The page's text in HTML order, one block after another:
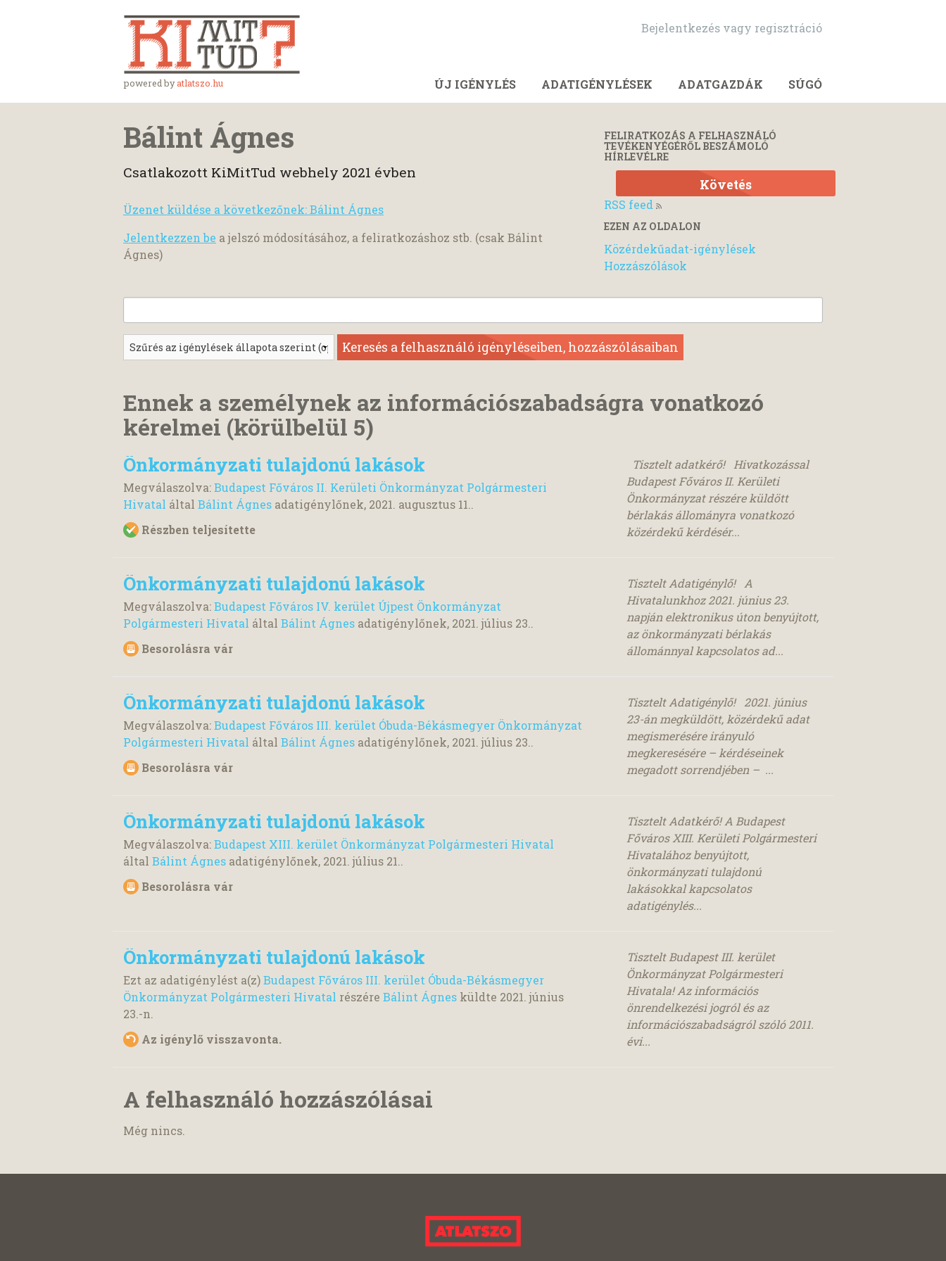
powered byatlatszo.hu
Bejelentkezés vagy regisztráció
ÚJ IGÉNYLÉS ADATIGÉNYLÉSEK ADATGAZDÁK SÚGÓ
FELIRATKOZÁS A FELHASZNÁLÓ
TEVÉKENYÉGÉRŐL BESZÁMOLÓ
HÍRLEVÉLRE
Követés
RSS feed
EZEN AZ OLDALON
Közérdekűadat-igénylések
Hozzászólások
Bálint Ágnes
Csatlakozott KiMitTud webhely 2021 évben
Üzenet küldése a következőnek: Bálint Ágnes
Jelentkezzen be a jelszó módosításához, a feliratkozáshoz stb. (csak Bálint
Ágnes)
Ennek a személynek az információszabadságra vonatkozó
kérelmei (körülbelül 5)
Önkormányzati tulajdonú lakások
Megválaszolva:Budapest Főváros II. Kerületi Önkormányzat Polgármesteri
Hivatal által Bálint Ágnes adatigénylőnek, 2021. augusztus 11..
Részben teljesítette
Tisztelt adatkérő! Hivatkozással
Budapest Főváros II. Kerületi
Önkormányzat részére küldött
bérlakás állományra vonatkozó
közérdekű kérdésér...
Önkormányzati tulajdonú lakások
Megválaszolva:Budapest Főváros IV. kerület Újpest Önkormányzat
Polgármesteri Hivatal által Bálint Ágnes adatigénylőnek, 2021. július 23..
Besorolásra vár
Tisztelt Adatigénylő! A
Hivatalunkhoz 2021. június 23.
napján elektronikus úton benyújtott,
az önkormányzati bérlakás
állománnyal kapcsolatos ad...
Önkormányzati tulajdonú lakások
Megválaszolva:Budapest Főváros III. kerület Óbuda-Békásmegyer Önkormányzat
Polgármesteri Hivatal által Bálint Ágnes adatigénylőnek, 2021. július 23..
Besorolásra vár
Tisztelt Adatigénylő! 2021. június
23-án megküldött, közérdekű adat
megismerésére irányuló
megkeresésére – kérdéseinek
megadott sorrendjében – ...
Önkormányzati tulajdonú lakások
Megválaszolva:Budapest XIII. kerület Önkormányzat Polgármesteri Hivatal
által Bálint Ágnes adatigénylőnek, 2021. július 21..
Besorolásra vár
Tisztelt Adatkérő! A Budapest
Főváros XIII. Kerületi Polgármesteri
Hivatalához benyújtott,
önkormányzati tulajdonú
lakásokkal kapcsolatos
adatigénylés...
Önkormányzati tulajdonú lakások
Ezt az adatigénylést a(z)Budapest Főváros III. kerület Óbuda-Békásmegyer
Önkormányzat Polgármesteri Hivatal részére Bálint Ágnes küldte 2021. június
23.-n.
Az igénylő visszavonta.
Tisztelt Budapest III. kerület
Önkormányzat Polgármesteri
Hivatala! Az információs
önrendelkezési jogról és az
információszabadságról szóló 2011.
évi...
A felhasználó hozzászólásai
Még nincs.